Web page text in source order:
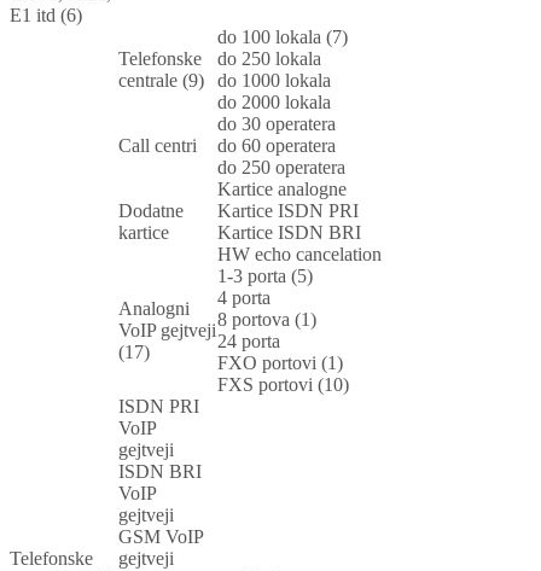
E1 itd (6)
Telefonske
Telefonske
centrale (9)
do 100 lokala (7)
do 250 lokala
do 1000 lokala
do 2000 lokala
Call centri
do 30 operatera
do 60 operatera
do 250 operatera
Dodatne
kartice
Kartice analogne
Kartice ISDN PRI
Kartice ISDN BRI
HW echo cancelation
Analogni
VoIP gejtveji
(17)
1-3 porta (5)
4 porta
8 portova (1)
24 porta
FXO portovi (1)
FXS portovi (10)
ISDN PRI
VoIP
gejtveji
ISDN BRI
VoIP
gejtveji
GSM VoIP
gejtveji